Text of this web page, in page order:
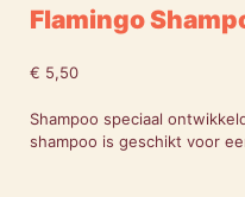
Flamingo
€ 5,50
Shampoo speciaal
shampoo is geschikt voor